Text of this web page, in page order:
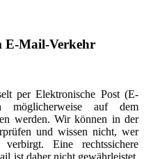
E-Mail-Verkehr
per Elektronische Post (E-
auf dem
werden. Wir können in der
und wissen nicht, wer
Eine rechtssichere